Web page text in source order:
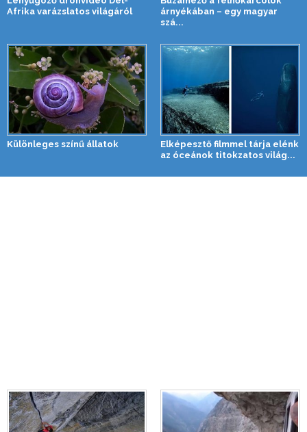
Afrika varázslatos világáról
árnyékában – egy magyar
szá...
Különleges színű állatok
Elképesztő filmmel tárja elénk
az óceánok titokzatos világ...